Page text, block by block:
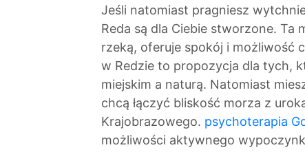
Jeśli natomiast pragniesz
Reda są dla Ciebie stworzone. Ta
rzeką, oferuje spokój i możliwość
w Redzie to propozycja dla tych,
miejskim a naturą. Natomiast
chcą łączyć bliskość morza z
Krajobrazowego. psychoterapia
możliwości aktywnego